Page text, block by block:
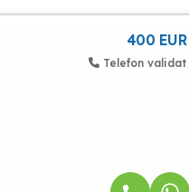
400 EUR
Telefon validat